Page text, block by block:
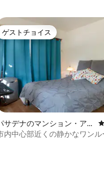
5つ星中4.92つ星の平均評価
ゲストチョイス
ゲストチョイス
サデナのマンション・アパ
ト
内中心部近くの静かなワンル